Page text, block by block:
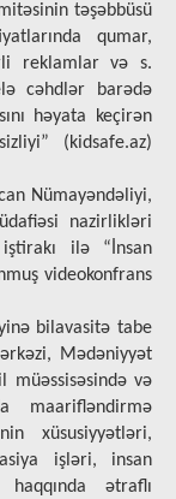
təşəbbüsü
qumar,
reklamlar və s.
cəhdlər barədə
həyata keçirən
(kidsafe.az)
Nümayəndəliyi,
nazirlikləri
ilə “İnsan
videokonfrans
bilavasitə tabe
Mədəniyyət
və
maarifləndirmə
xüsusiyyətləri,
işləri, insan
ətraflı